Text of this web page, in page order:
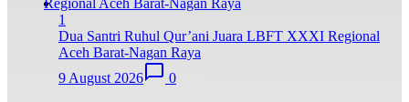
1
Dua Santri Ruhul Qur’ani Juara LBFT XXXI Regional
Aceh Barat-Nagan Raya
9 August 2026
0